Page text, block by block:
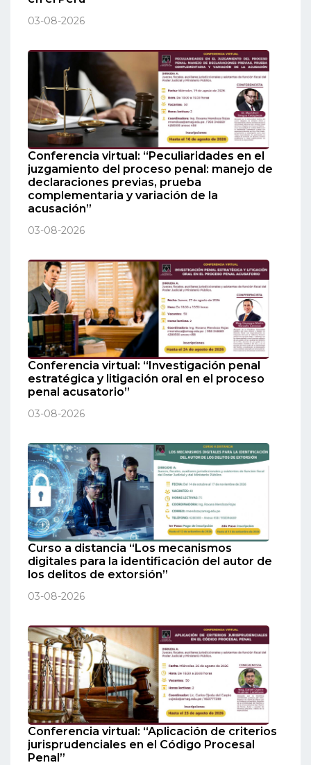
03-08-2026
Conferencia virtual: “Peculiaridades en el
juzgamiento del proceso penal: manejo de
declaraciones previas, prueba
complementaria y variación de la
acusación”
03-08-2026
Conferencia virtual: “Investigación penal
estratégica y litigación oral en el proceso
penal acusatorio”
03-08-2026
Curso a distancia “Los mecanismos
digitales para la identificación del autor de
los delitos de extorsión”
03-08-2026
Conferencia virtual: “Aplicación de criterios
jurisprudenciales en el Código Procesal
Penal”